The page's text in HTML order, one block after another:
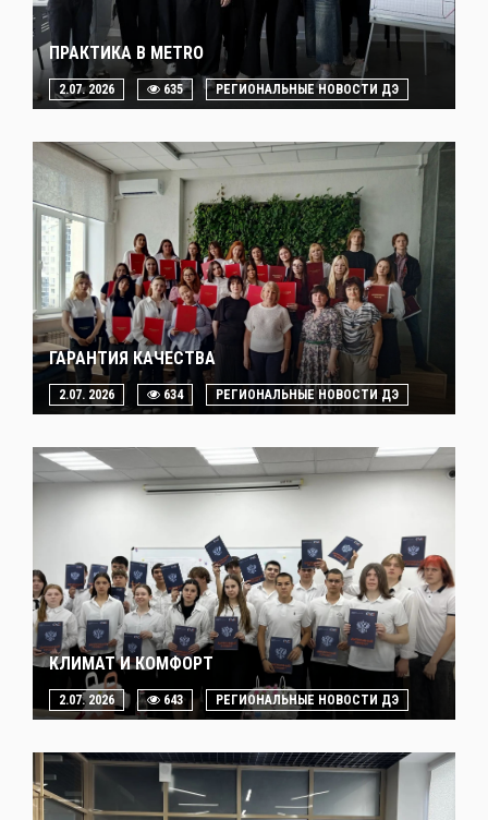
ПРАКТИКА В METRO
2.07. 2026 635 РЕГИОНАЛЬНЫЕ НОВОСТИ ДЭ
ГАРАНТИЯ КАЧЕСТВА
2.07. 2026 634 РЕГИОНАЛЬНЫЕ НОВОСТИ ДЭ
КЛИМАТ И КОМФОРТ
2.07. 2026 643 РЕГИОНАЛЬНЫЕ НОВОСТИ ДЭ